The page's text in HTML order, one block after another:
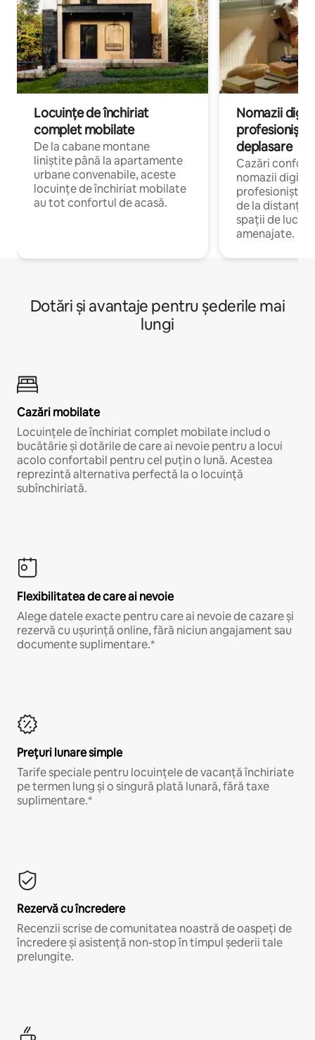
Locuințe de închiriat
complet mobilate
De la cabane montane
liniștite până la apartamente
urbane convenabile, aceste
locuințe de închiriat mobilate
au tot confortul de acasă.
Nomazii
profesioniștii
deplasare
Cazări
nomazii
profesioniștii
de la distanță,
spații de lucru
amenajate.
Dotări și avantaje pentru șederile mai
lungi
Cazări mobilate
Locuințele de închiriat complet mobilate includ o
bucătărie și dotările de care ai nevoie pentru a locui
acolo confortabil pentru cel puțin o lună. Acestea
reprezintă alternativa perfectă la o locuință
subînchiriată.
Flexibilitatea de care ai nevoie
Alege datele exacte pentru care ai nevoie de cazare și
rezervă cu ușurință online, fără niciun angajament sau
documente suplimentare.*
Prețuri lunare simple
Tarife speciale pentru locuințele de vacanță închiriate
pe termen lung și o singură plată lunară, fără taxe
suplimentare.*
Rezervă cu încredere
Recenzii scrise de comunitatea noastră de oaspeți de
încredere și asistență non-stop în timpul șederii tale
prelungite.